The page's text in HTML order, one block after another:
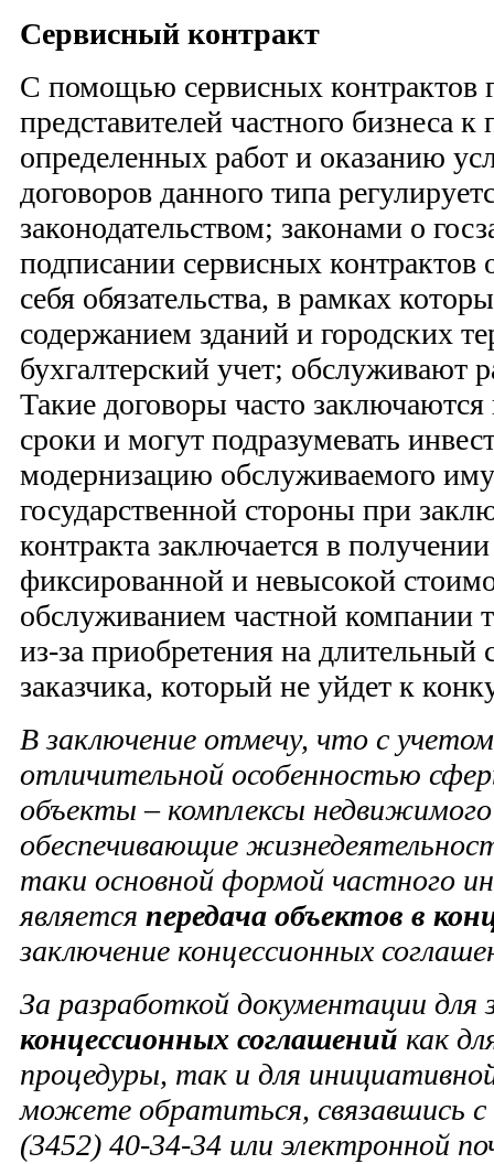
Сервисный контракт
С помощью сервисных контрактов
представителей частного бизнеса
определенных работ и оказанию
договоров данного типа
законодательством; законами о
подписании сервисных
себя обязательства, в рамках
содержанием зданий и городских
бухгалтерский учет; обслуживают
Такие договоры часто
сроки и могут подразумевать
модернизацию обслуживаемого
государственной стороны при
контракта заключается в
фиксированной и невысокой
обслуживанием частной компании
из-за приобретения на длительный
заказчика, который не уйдет к
В заключение отмечу, что с
отличительной особенностью
объекты – комплексы
обеспечивающие
таки основной формой частного
является передача объектов в
заключение концессионных
За разработкой документации для
концессионных соглашений как
процедуры, так и для
можете обратиться, связавшись
(3452) 40-34-34 или электронной